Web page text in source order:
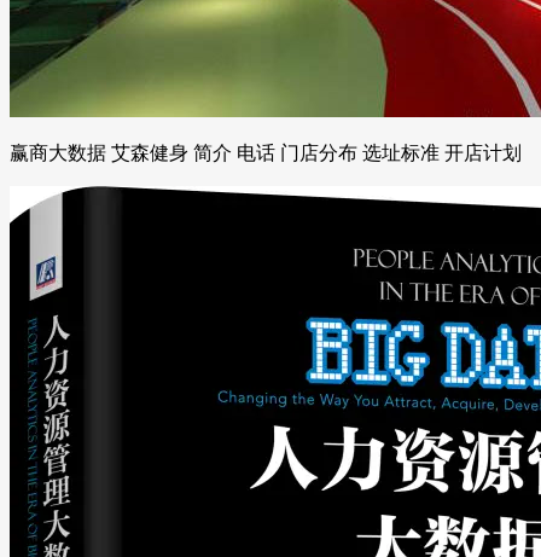
赢商大数据 艾森健身 简介 电话 门店分布 选址标准 开店计划